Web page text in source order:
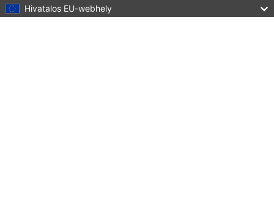
Hivatalos EU-webhely